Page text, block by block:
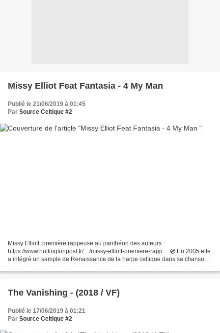
Missy Elliot Feat Fantasia - 4 My Man
Publié le 21/06/2019 à 01:45
Par Source Celtique #2
Missy Elliott, première rappeuse au panthéon des auteurs :
https://www.huffingtonpost.fr/…/missy-elliott-premiere-rapp… 💿 En 2005 elle
a intégré un sample de Renaissance de la harpe celtique dans sa chanson
The Vanishing - (2018 / VF)
Publié le 17/06/2019 à 01:21
Par Source Celtique #2